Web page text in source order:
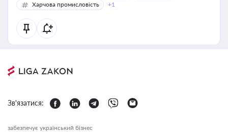
Харчова промисловість
+1
Зв'язатися:
забезпечує український бізнес